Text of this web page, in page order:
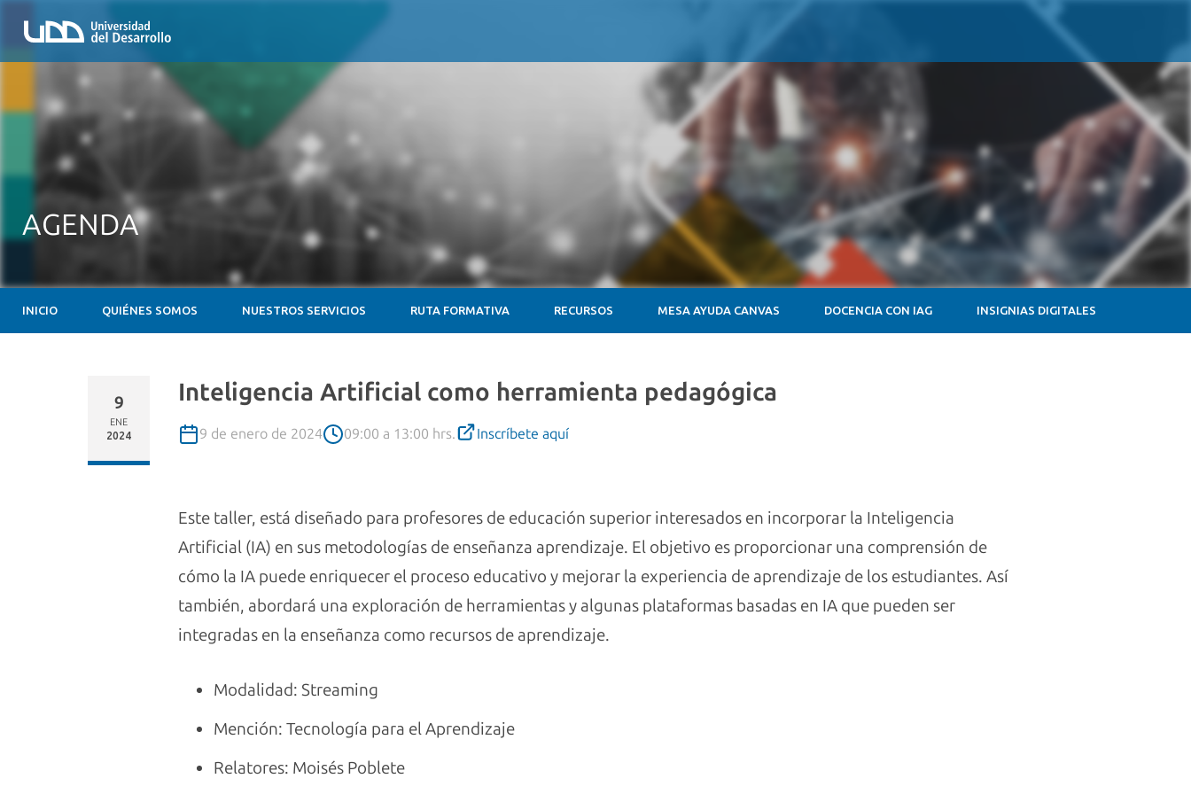
AGENDA
INICIO QUIÉNES SOMOS NUESTROS SERVICIOS RUTA FORMATIVA RECURSOS MESA AYUDA CANVAS DOCENCIA CON IAG INSIGNIAS DIGITALES
Inteligencia Artificial como herramienta pedagógica
9 de enero de 2024 09:00 a 13:00 hrs. Inscríbete aquí
9
ENE
2024
Este taller, está diseñado para profesores de educación superior interesados en incorporar la Inteligencia
Artificial (IA) en sus metodologías de enseñanza aprendizaje. El objetivo es proporcionar una comprensión de
cómo la IA puede enriquecer el proceso educativo y mejorar la experiencia de aprendizaje de los estudiantes. Así
también, abordará una exploración de herramientas y algunas plataformas basadas en IA que pueden ser
integradas en la enseñanza como recursos de aprendizaje.
Modalidad: Streaming
Mención: Tecnología para el Aprendizaje
Relatores: Moisés Poblete